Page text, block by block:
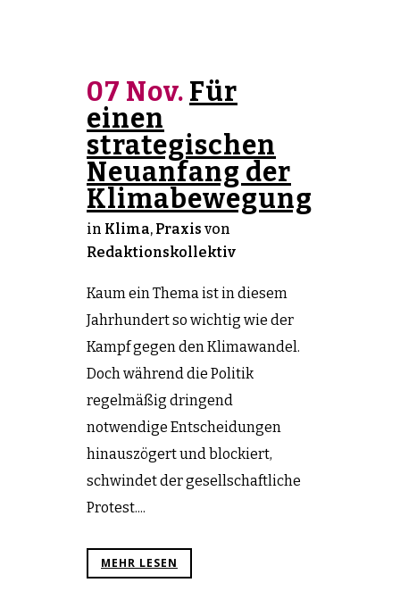
07 Nov. Für
einen
strategischen
Neuanfang der
Klimabewegung
in Klima, Praxis von
Redaktionskollektiv
Kaum ein Thema ist in diesem
Jahrhundert so wichtig wie der
Kampf gegen den Klimawandel.
Doch während die Politik
regelmäßig dringend
notwendige Entscheidungen
hinauszögert und blockiert,
schwindet der gesellschaftliche
Protest....
MEHR LESEN